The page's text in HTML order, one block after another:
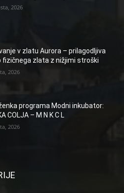
2026
v zlatu Aurora – prilagodljiva
fizičnega zlata z nižjimi stroški
2026
programa Modni inkubator:
COLJA – M N K C L
2026